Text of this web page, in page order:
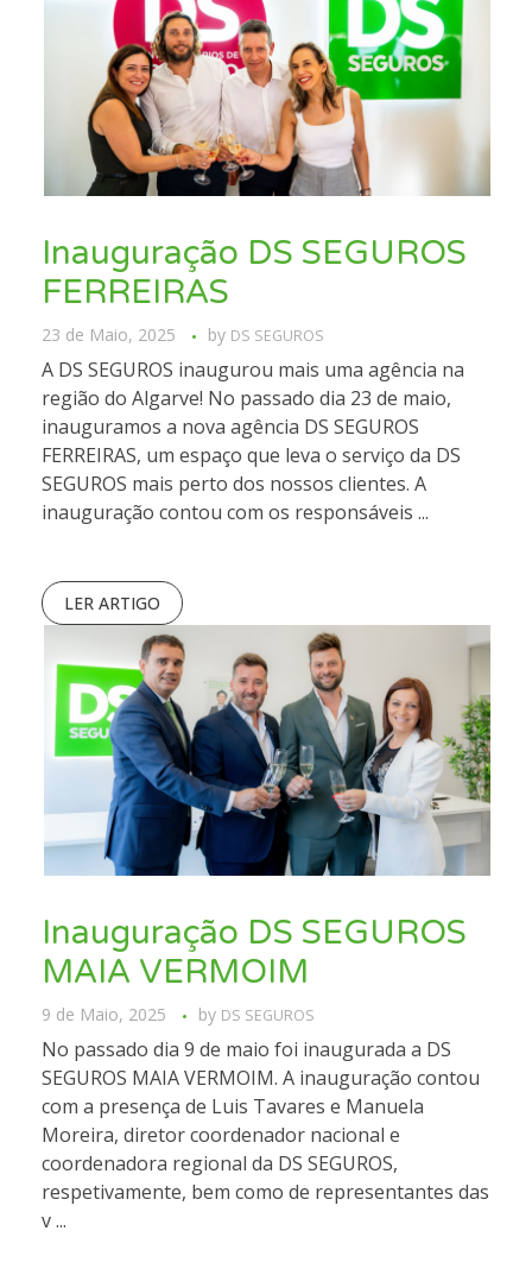
Inauguração DS SEGUROS
FERREIRAS
23 de Maio, 2025 by DS SEGUROS
A DS SEGUROS inaugurou mais uma agência na
região do Algarve! No passado dia 23 de maio,
inauguramos a nova agência DS SEGUROS
FERREIRAS, um espaço que leva o serviço da DS
SEGUROS mais perto dos nossos clientes. A
inauguração contou com os responsáveis ...
LER ARTIGO
Inauguração DS SEGUROS
MAIA VERMOIM
9 de Maio, 2025 by DS SEGUROS
No passado dia 9 de maio foi inaugurada a DS
SEGUROS MAIA VERMOIM. A inauguração contou
com a presença de Luis Tavares e Manuela
Moreira, diretor coordenador nacional e
coordenadora regional da DS SEGUROS,
respetivamente, bem como de representantes das
v ...